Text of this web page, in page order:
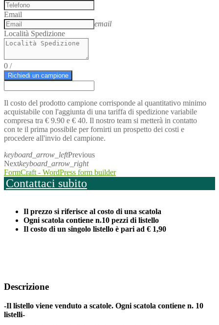
Email
email
Località Spedizione
0 /
Richiedi un campione
Il costo del prodotto campione corrisponde al quantitativo minimo
acquistabile con l'aggiunta di una tariffa di spedizione variabile
compresa tra € 9.90 e € 40. Il nostro team si metterà in contatto
con te il prima possibile per fornirti un prospetto dei costi e
procedere all'invio del campione.
keyboard_arrow_leftPrevious
Nextkeyboard_arrow_right
FormCraft - WordPress form builder
Contattaci subito
Il prezzo si riferisce al costo di una scatola
Ogni scatola contiene n.10 pezzi di listello
Il costo di un singolo listello è pari ad € 1,90
Descrizione
-Il listello viene venduto a scatole. Ogni scatola contiene n. 10
listelli-